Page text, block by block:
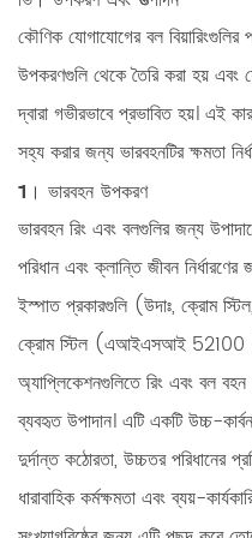
কৌণিক যোগাযোগের বল বিয়ারিংগুলির
উপকরণগুলি থেকে তৈরি করা হয় এবং
দ্বারা গভীরভাবে প্রভাবিত হয়। এই
সহ্য করার জন্য ভারবহনটির ক্ষমতা
1। ভারবহন উপকরণ
ভারবহন রিং এবং বলগুলির জন্য
পরিধান এবং ক্লান্তি জীবন
ইস্পাত প্রকারগুলি (উদাঃ, ক্রোম
ক্রোম স্টিল (এআইএসআই
অ্যাপ্লিকেশনগুলিতে রিং এবং বল
ব্যবহৃত উপাদান। এটি একটি উচ্চ-
দুর্দান্ত কঠোরতা, উচ্চতর পরিধানের
ধারাবাহিক কর্মক্ষমতা এবং ব্যয়-